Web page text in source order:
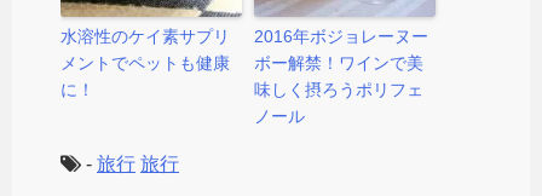
水溶性のケイ素サプリ
メントでペットも健康
に！
2016年ボジョレーヌー
ボー解禁！ワインで美
味しく摂ろうポリフェ
ノール
- 旅行 旅行